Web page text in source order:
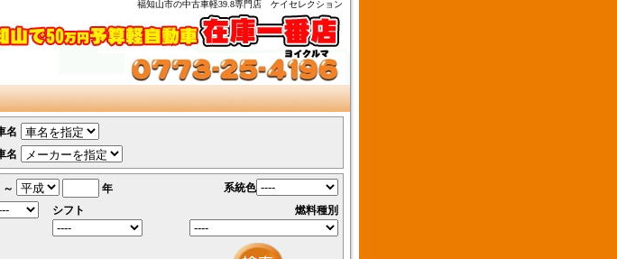
福知山市の中古車軽39.8専門店 ケイセレクション
名
名
～ 年 系統色
シフト 燃料種別